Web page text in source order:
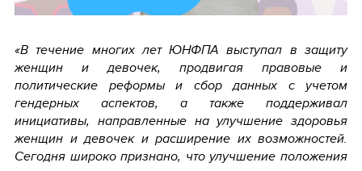
«В течение многих лет ЮНФПА выступал в защиту
женщин и девочек, продвигая правовые и
политические реформы и сбор данных с учетом
гендерных аспектов, а также поддерживал
инициативы, направленные на улучшение здоровья
женщин и девочек и расширение их возможностей.
Сегодня широко признано, что улучшение положения